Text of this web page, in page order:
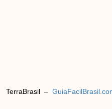
TerraBrasil –